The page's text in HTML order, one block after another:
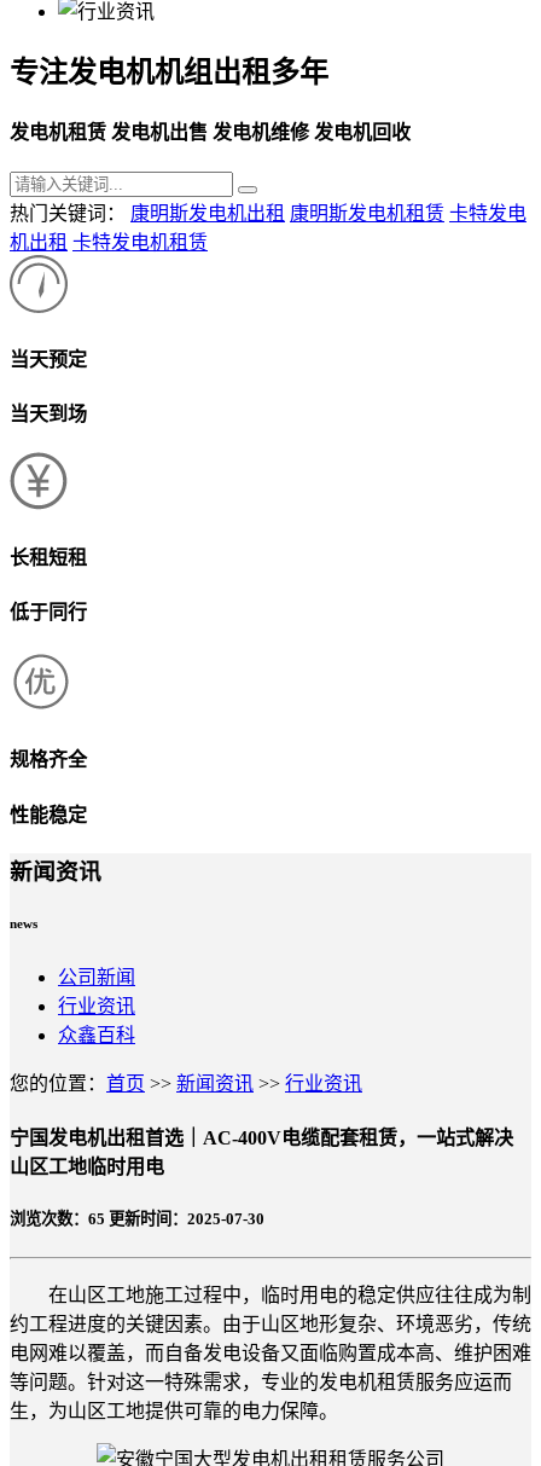
专注发电机机组出租多年
发电机租赁 发电机出售 发电机维修 发电机回收
热门关键词： 康明斯发电机出租 康明斯发电机租赁 卡特发电
机出租 卡特发电机租赁
当天预定
当天到场
长租短租
低于同行
规格齐全
性能稳定
新闻资讯
news
公司新闻
行业资讯
众鑫百科
您的位置： 首页 >> 新闻资讯 >> 行业资讯
宁国发电机出租首选｜AC-400V电缆配套租赁，一站式解决
山区工地临时用电
浏览次数： 65 更新时间：2025-07-30
在山区工地施工过程中，临时用电的稳定供应往往成为制
约工程进度的关键因素。由于山区地形复杂、环境恶劣，传统
电网难以覆盖，而自备发电设备又面临购置成本高、维护困难
等问题。针对这一特殊需求，专业的发电机租赁服务应运而
生，为山区工地提供可靠的电力保障。